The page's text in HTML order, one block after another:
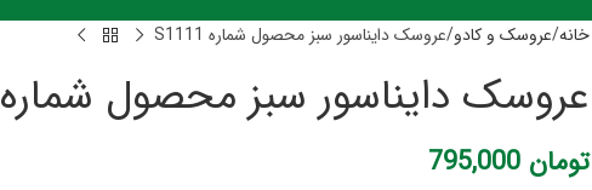
خانه عروسک و کادو عروسک دایناسور سبز محصول شماره S1111
عروسک دایناسور سبز محصول شماره S1111
تومان